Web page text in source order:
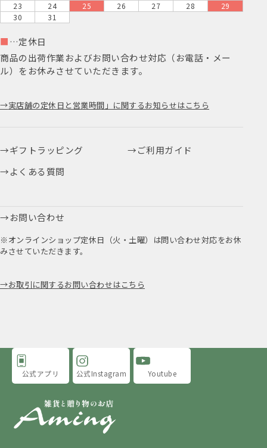
23
24 25 26 27 28
29
30
31
■ …定休日
商品の出荷作業およびお問い合わせ対応（お電話・メー
ル）をお休みさせていただきます。
実店舗の定休日と営業時間」に関するお知らせはこちら
ギフトラッピング
ご利用ガイド
よくある質問
お問い合わせ
※オンラインショップ定休日（火・土曜）は問い合わせ対応をお休
みさせていただきます。
お取引に関するお問い合わせはこちら
公式アプリ 公式Instagram Youtube